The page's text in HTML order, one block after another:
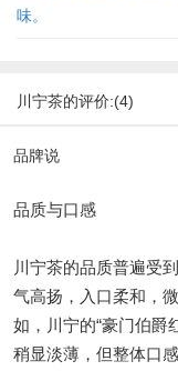
味。
川宁茶的评价:(4)
品牌说
品质与口感
川宁茶的品质普遍受
气高扬，入口柔和，
如，川宁的“豪门伯爵
稍显淡薄，但整体口